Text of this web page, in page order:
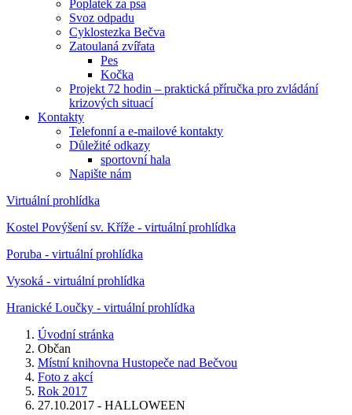
Poplatek za psa
Svoz odpadu
Cyklostezka Bečva
Zatoulaná zvířata
Pes
Kočka
Projekt 72 hodin – praktická příručka pro zvládání
krizových situací
Kontakty
Telefonní a e-mailové kontakty
Důležité odkazy
sportovní hala
Napište nám
Virtuální prohlídka
Kostel Povýšení sv. Kříže - virtuální prohlídka
Poruba - virtuální prohlídka
Vysoká - virtuální prohlídka
Hranické Loučky - virtuální prohlídka
Úvodní stránka
Občan
Místní knihovna Hustopeče nad Bečvou
Foto z akcí
Rok 2017
27.10.2017 - HALLOWEEN